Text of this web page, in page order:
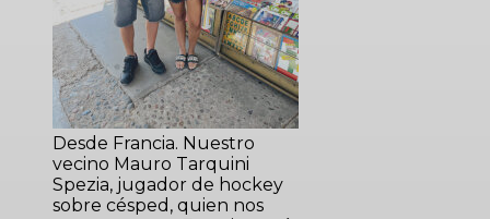
Desde Francia. Nuestro
vecino Mauro Tarquini
Spezia, jugador de hockey
sobre césped, quien nos